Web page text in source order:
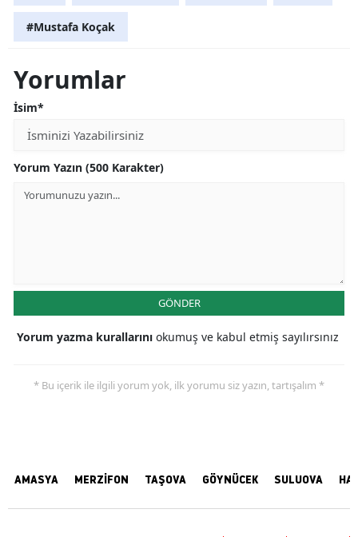
#Mustafa Koçak
Yorumlar
İsim*
Yorum Yazın (500 Karakter)
GÖNDER
Yorum yazma kurallarını okumuş ve kabul etmiş sayılırsınız
* Bu içerik ile ilgili yorum yok, ilk yorumu siz yazın, tartışalım *
AMASYA MERZİFON TAŞOVA GÖYNÜCEK SULUOVA